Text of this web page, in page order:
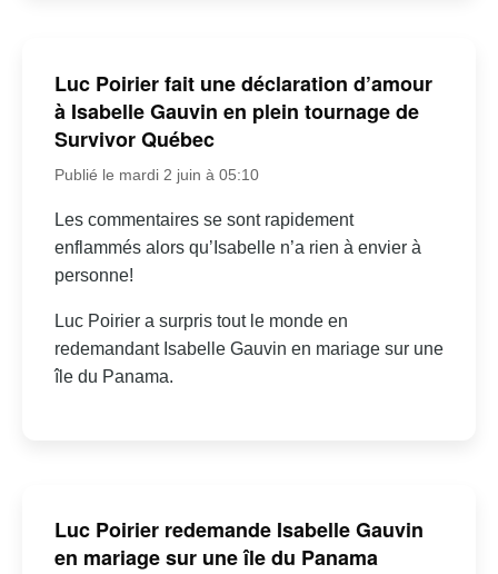
Luc Poirier fait une déclaration d’amour
à Isabelle Gauvin en plein tournage de
Survivor Québec
Publié le mardi 2 juin à 05:10
Les commentaires se sont rapidement
enflammés alors qu’Isabelle n’a rien à envier à
personne!
Luc Poirier a surpris tout le monde en
redemandant Isabelle Gauvin en mariage sur une
île du Panama.
Luc Poirier redemande Isabelle Gauvin
en mariage sur une île du Panama